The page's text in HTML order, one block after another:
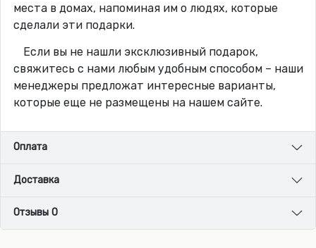
места в домах, напоминая им о людях, которые
сделали эти подарки.
Если вы не нашли эксклюзивный подарок,
свяжитесь с нами любым удобным способом – наши
менеджеры предложат интересные варианты,
которые еще не размещены на нашем сайте.
Оплата
Доставка
Отзывы 0